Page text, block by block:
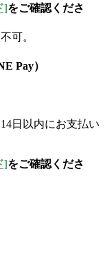
]をご確認くださ
可。
Pay）
日以内にお支払い
]をご確認くださ